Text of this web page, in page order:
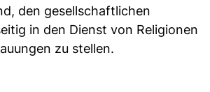
den gesellschaftlichen
in den Dienst von Religionen
zu stellen.